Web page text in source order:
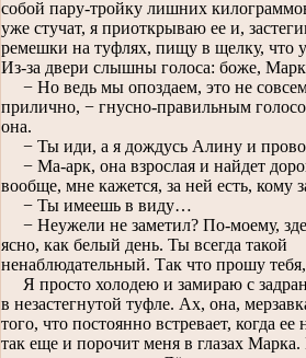
собой пару-тройку лишних
уже стучат, я приоткрываю ее и,
ремешки на туфлях, пищу в щелку, что
Из-за двери слышны голоса: боже,
− Но ведь мы опоздаем, это не
прилично, − гнусно-правильным
она.
− Ты иди, а я дождусь Алину и
− Ма-арк, она взрослая и найдет
вообще, мне кажется, за ней есть, кому
− Ты имеешь в виду…
− Неужели не заметил? По-моему,
ясно, как белый день. Ты всегда такой
ненаблюдательный. Так что прошу
Я просто холодею и замираю с
в незастегнутой туфле. Ах, она,
того, что постоянно встревает, когда ее
так еще и порочит меня в глазах Марка.